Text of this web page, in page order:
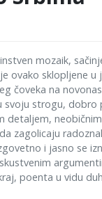
mozaik,
ovako sklopljene u
čoveka na
svoju strogu, dobro
detaljem,
zagolicaju
i jasno se
poenta u vidu